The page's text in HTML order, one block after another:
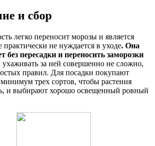
и сбор
легко переносит морозы и является
практически не нуждается в уходе. Она
без пересадки и переносить заморозки
за ней совершенно не сложно,
правил. Для посадки покупают
трех сортов, чтобы растения
и выбирают хорошо освещенный ровный